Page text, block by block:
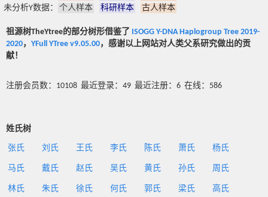
未分析Y数据：
个人样本 科研样本 古人样本
祖源树TheYtree的部分树形借鉴了 ISOGG Y-DNA Haplogroup Tree 2019-
2020， YFull YTree v9.05.00，感谢以上网站对人类父系研究做出的贡
献！
注册会员数：10108 最近登录：49 最近注册：6 在线：586
姓氏树
张氏 刘氏 王氏 李氏 陈氏 萧氏 杨氏
马氏 戴氏 赵氏 吴氏 黄氏 孙氏 周氏
林氏 朱氏 徐氏 何氏 郭氏 梁氏 高氏